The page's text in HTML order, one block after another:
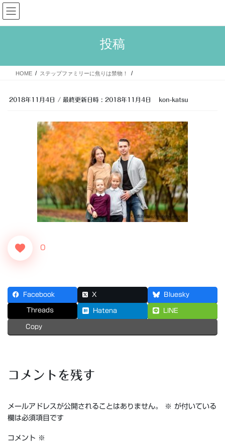
コ
ン
テ
ス
ナ
ビ
ゲ
ン
投稿
HOME ステップファミリーに焦りは禁物！
2018年11月4日 / 最終更新日時 : 2018年11月4日 kon-katsu
0
Facebook X Bluesky
Threads Hatena LINE
Copy
コメントを残す
メールアドレスが公開されることはありません。 ※ が付いている
欄は必須項目です
コメント ※